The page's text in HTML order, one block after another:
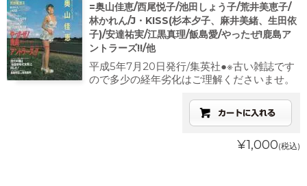
=奥山佳恵/西尾悦子/池田しょう子/荒井美恵子/
林かれん/J・KISS(杉本夕子、麻井美緒、生田依
子)/安達祐実/江黒真理/飯島愛/やったぜ!鹿島ア
ントラーズ!!/他
平成5年7月20日発行/集英社●※古い雑誌です
ので多少の経年劣化はご理解くださいませ。
¥1,000(税込)